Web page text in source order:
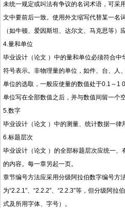
未统一规定或叫法有争议的名词术语，可采
文中要前后一致。使用外文缩写代替某一名
（如牛顿、爱因斯坦、达尔文、马克思等
4.量和单位
毕业设计（论文 ）中的量和单位必须符合
符号表示。非物理量的单位，如件、台、人
单位的选取，一般应使量的数值处于0.1～1
单位写在全部数值之后，并与数值间留一个空
5.数字
毕业设计（论文 ）中的测量、统计数据一
6.标题层次
毕业设计（论文 ）的全部标题层次应统一
的内容。每一章另起一页。
章节编号方法应采用分级阿拉伯数字编号方
为“2.2.1”、“2.2.2”、“2.2.3”等，但分级阿拉
式及所用字体、字号）。